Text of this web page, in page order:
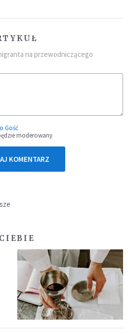
na przewodniczącego
Gość
moderowany
KOMENTARZ